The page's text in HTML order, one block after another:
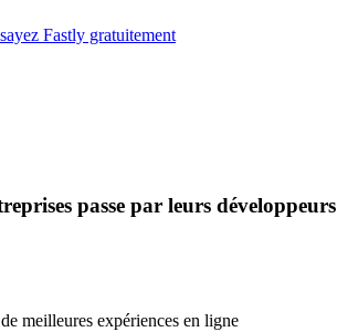
Fastly gratuitement
passe par leurs développeurs
meilleures expériences en ligne